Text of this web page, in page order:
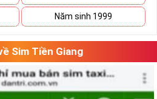
Năm sinh 1999
Sim Tiền Giang